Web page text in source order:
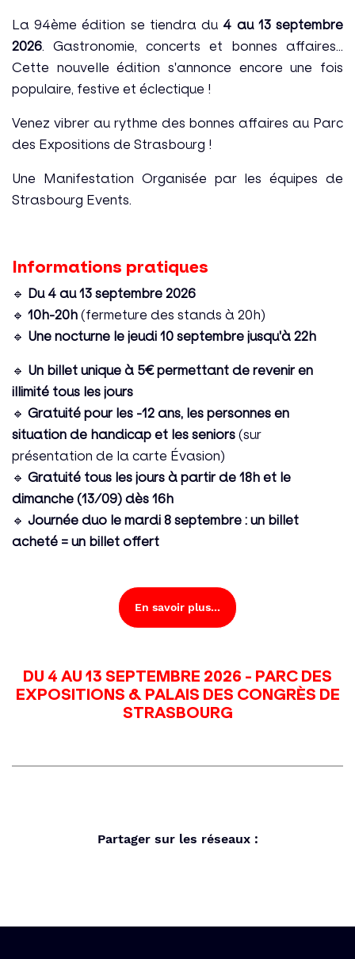
La 94ème édition se tiendra du 4 au 13 septembre
2026. Gastronomie, concerts et bonnes affaires...
Cette nouvelle édition s'annonce encore une fois
populaire, festive et éclectique !
Venez vibrer au rythme des bonnes affaires au Parc
des Expositions de Strasbourg !
Une Manifestation Organisée par les équipes de
Strasbourg Events.
Informations pratiques
🔹 Du 4 au 13 septembre 2026
🔹 10h-20h (fermeture des stands à 20h)
🔹 Une nocturne le jeudi 10 septembre jusqu'à 22h
🔹 Un billet unique à 5€ permettant de revenir en
illimité tous les jours
🔹 Gratuité pour les -12 ans, les personnes en
situation de handicap et les seniors (sur
présentation de la carte Évasion)
🔹 Gratuité tous les jours à partir de 18h et le
dimanche (13/09) dès 16h
🔹 Journée duo le mardi 8 septembre : un billet
acheté = un billet offert
En savoir plus...
DU 4 AU 13 SEPTEMBRE 2026 - PARC DES
EXPOSITIONS & PALAIS DES CONGRÈS DE
STRASBOURG
Partager sur les réseaux :